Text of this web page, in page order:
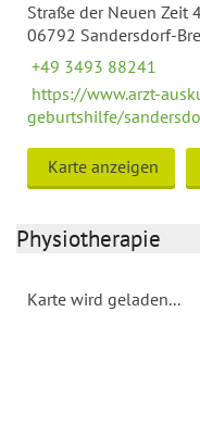
Straße der Neuen Zeit
06792 Sandersdorf-
+49 3493 88241
https://www.arzt-
geburtshilfe/
Karte anzeigen
Physiotherapie
Karte wird geladen...